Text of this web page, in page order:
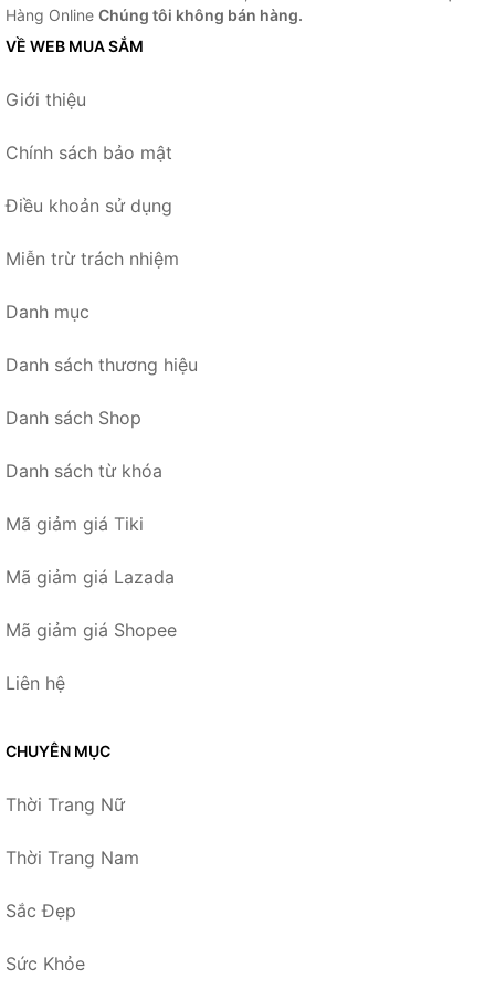
Hàng Online Chúng tôi không bán hàng.
VỀ WEB MUA SẮM
Giới thiệu
Chính sách bảo mật
Điều khoản sử dụng
Miễn trừ trách nhiệm
Danh mục
Danh sách thương hiệu
Danh sách Shop
Danh sách từ khóa
Mã giảm giá Tiki
Mã giảm giá Lazada
Mã giảm giá Shopee
Liên hệ
CHUYÊN MỤC
Thời Trang Nữ
Thời Trang Nam
Sắc Đẹp
Sức Khỏe